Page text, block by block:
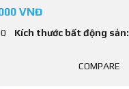
VNĐ
Kích thước bất động sản:
COMPARE